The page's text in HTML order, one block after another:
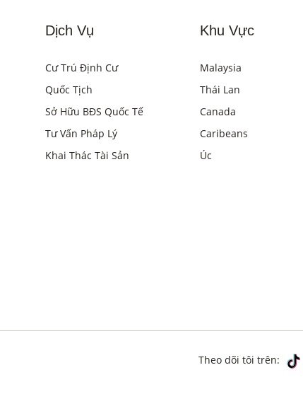
Dịch Vụ
Cư Trú Định Cư
Quốc Tịch
Sở Hữu BĐS Quốc Tế
Tư Vấn Pháp Lý
Khai Thác Tài Sản
Khu Vực
Malaysia
Thái Lan
Canada
Caribeans
Úc
Theo dõi tôi trên: